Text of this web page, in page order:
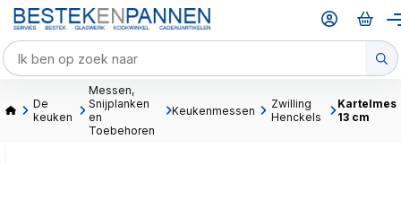
De
keuken
Messen,
Snijplanken
en
Toebehoren
Keukenmessen
Zwilling
Henckels
Kartelmes
13 cm